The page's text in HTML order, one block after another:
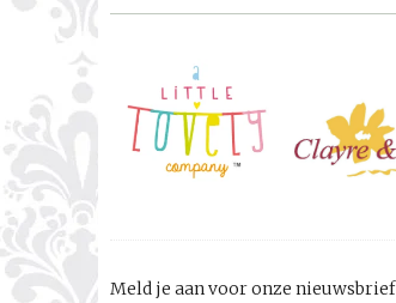
Meld je aan voor onze nieuwsbrief